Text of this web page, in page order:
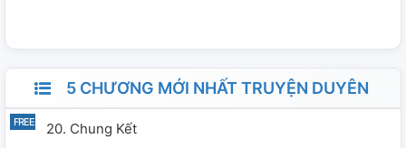
ảnh: Anh Tú Atus.
5 CHƯƠNG MỚI NHẤT TRUYỆN DUYÊN
20. Chung Kết